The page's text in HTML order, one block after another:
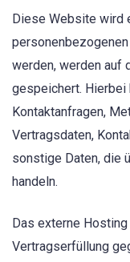
Diese Website wird
werden, werden auf
gespeichert. Hierbei
Kontaktanfragen,
Vertragsdaten,
sonstige Daten, die
handeln.
Das externe
Vertragserfüllung